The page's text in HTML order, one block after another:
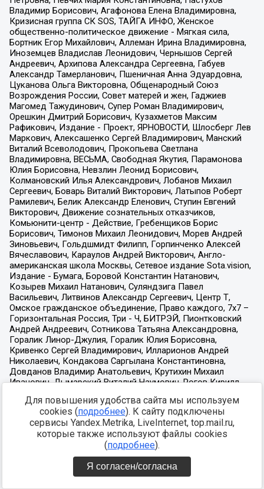
Для повышения удобства сайта мы используем
cookies (подробнее). К сайту подключены
сервисы Yandex.Metrika, LiveInternet, top.mail.ru,
которые также используют файлы cookies
(подробнее).
Я согласен/согласна